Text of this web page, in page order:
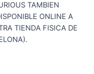
TAMBIEN
ONLINE A
TIENDA FISICA DE